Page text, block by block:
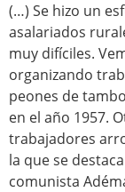
(…) Se hizo un
asalariados
muy difíciles.
organizando
peones de
en el año 1957.
trabajadores
la que se
comunista